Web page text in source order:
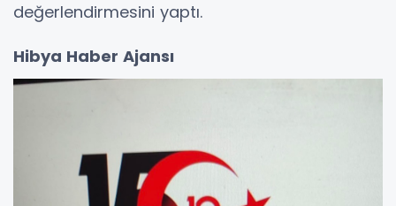
değerlendirmesini yaptı.
Hibya Haber Ajansı